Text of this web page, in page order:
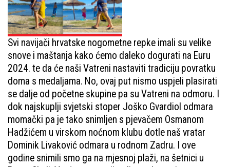
Svi navijači hrvatske nogometne repke imali su velike
snove i maštanja kako ćemo daleko dogurati na Euru
2024. te da će naši Vatreni nastaviti tradiciju povratku
doma s medaljama. No, ovaj put nismo uspjeli plasirati
se dalje od početne skupine pa su Vatreni na odmoru. I
dok najskuplji svjetski stoper Joško Gvardiol odmara
momački pa je tako snimljen s pjevačem Osmanom
Hadžićem u virskom noćnom klubu dotle naš vratar
Dominik Livaković odmara u rodnom Zadru. I ove
godine snimili smo ga na mjesnoj plaži, na šetnici u